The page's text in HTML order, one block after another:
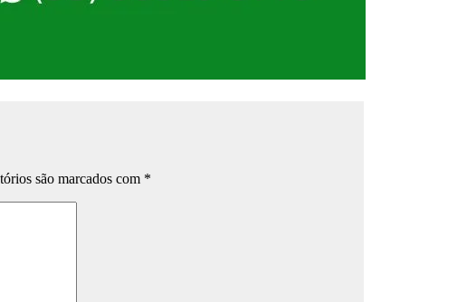
são marcados com *